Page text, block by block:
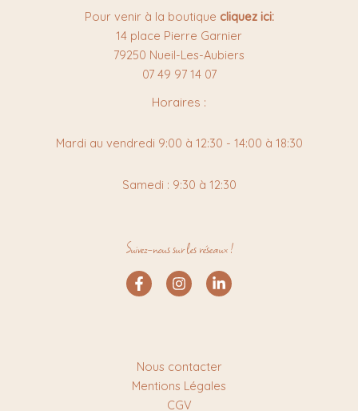
Pour venir à la boutique cliquez ici:
14 place Pierre Garnier
79250 Nueil-Les-Aubiers
07 49 97 14 07
Horaires :
Mardi au vendredi 9:00 à 12:30 - 14:00 à 18:30
Samedi : 9:30 à 12:30
Suivez-nous sur les réseaux !
Nous contacter
Mentions Légales
CGV